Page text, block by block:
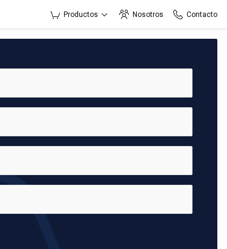
Productos Nosotros Contacto